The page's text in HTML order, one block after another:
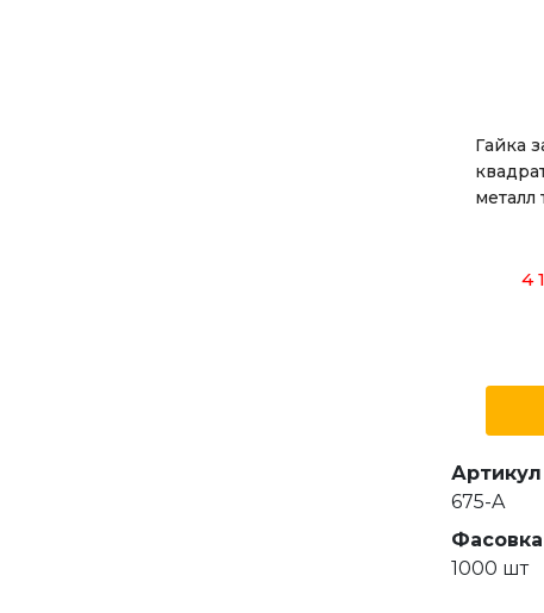
Гайка
4
Артикул
675-A
Фасовка
1000 шт